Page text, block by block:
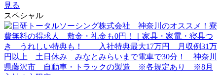
見る
スペシャル